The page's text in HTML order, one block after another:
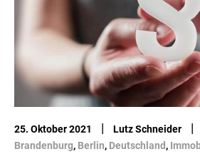
25. Oktober 2021 | Lutz Schneider |
Brandenburg, Berlin, Deutschland ,